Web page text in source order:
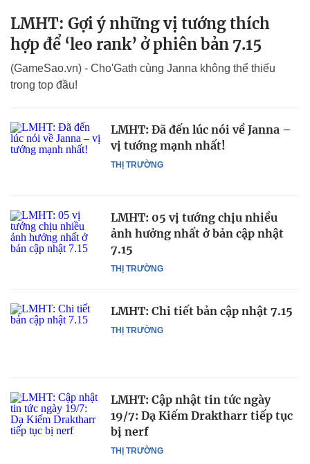
LMHT: Gợi ý những vị tướng thích
hợp để ‘leo rank’ ở phiên bản 7.15
(GameSao.vn) - Cho'Gath cùng Janna không thể thiếu
trong top đầu!
THỊ TRƯỜNG
LMHT: Đã đến lúc nói về Janna –
vị tướng mạnh nhất!
THỊ TRƯỜNG
LMHT: 05 vị tướng chịu nhiều
ảnh hưởng nhất ở bản cập nhật
7.15
THỊ TRƯỜNG
LMHT: Chi tiết bản cập nhật 7.15
THỊ TRƯỜNG
LMHT: Cập nhật tin tức ngày
19/7: Dạ Kiếm Draktharr tiếp tục
bị nerf